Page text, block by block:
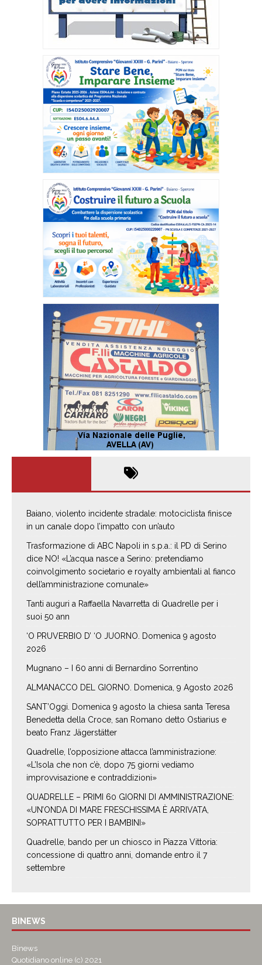
Baiano, violento incidente stradale: motociclista finisce
in un canale dopo l’impatto con un’auto
Trasformazione di ABC Napoli in s.p.a.: il PD di Serino
dice NO! «L’acqua nasce a Serino: pretendiamo
coinvolgimento societario e royalty ambientali al fianco
dell’amministrazione comunale»
Tanti auguri a Raffaella Navarretta di Quadrelle per i
suoi 50 ann
‘O PRUVERBIO D’ ‘O JUORNO. Domenica 9 agosto
2026
Mugnano – I 60 anni di Bernardino Sorrentino
ALMANACCO DEL GIORNO. Domenica, 9 Agosto 2026
SANT’Oggi. Domenica 9 agosto la chiesa santa Teresa
Benedetta della Croce, san Romano detto Ostiarius e
beato Franz Jägerstätter
Quadrelle, l’opposizione attacca l’amministrazione:
«L’Isola che non c’è, dopo 75 giorni vediamo
improvvisazione e contraddizioni»
QUADRELLE – PRIMI 60 GIORNI DI AMMINISTRAZIONE:
«UN’ONDA DI MARE FRESCHISSIMA È ARRIVATA,
SOPRATTUTTO PER I BAMBINI»
Quadrelle, bando per un chiosco in Piazza Vittoria:
concessione di quattro anni, domande entro il 7
settembre
BINEWS
Binews
Quotidiano online (c) 2021